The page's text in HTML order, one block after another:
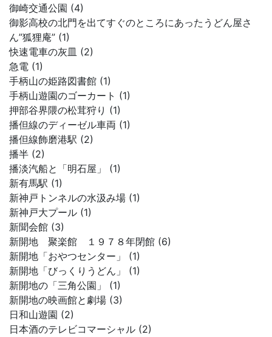
御崎交通公園 (4)
御影高校の北門を出てすぐのところにあったうどん屋さ
ん”狐狸庵” (1)
快速電車の灰皿 (2)
急電 (1)
手柄山の姫路図書館 (1)
手柄山遊園のゴーカート (1)
押部谷界隈の松茸狩り (1)
播但線のディーゼル車両 (1)
播但線飾磨港駅 (2)
播半 (2)
播淡汽船と「明石屋」 (1)
新有馬駅 (1)
新神戸トンネルの水汲み場 (1)
新神戸大プール (1)
新聞会館 (3)
新開地 聚楽館 １９７８年閉館 (6)
新開地「おやつセンター」 (1)
新開地「びっくりうどん」 (1)
新開地の「三角公園」 (1)
新開地の映画館と劇場 (3)
日和山遊園 (2)
日本酒のテレビコマーシャル (2)